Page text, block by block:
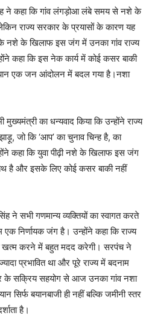
ने कहा कि गांव लंगड़ोआ लंबे समय से नशे के
राज्य सरकार के प्रयासों के कारण यह
नशे के खिलाफ इस जंग में उनका गांव राज्य
कहा कि इस नेक कार्य में कोई कसर बाकी
एक जन आंदोलन में बदल गया है।नशा
का धन्यवाद किया कि उन्होंने राज्य
जो कि ‘आप’ का चुनाव चिन्ह है, का
कहा कि युवा पीढ़ी नशे के खिलाफ इस जंग
है और इसके लिए कोई कसर बाकी नहीं
ने सभी गणमान्य व्यक्तियों का स्वागत करते
एक निर्णायक जंग है। उन्होंने कहा कि राज्य
खत्म करने में बहुत मदद करेगी। सरपंच ने
प्रभावित था और पूरे राज्य में बदनाम
के सक्रिय सहयोग से आज उनका गांव नशा
सिर्फ बयानबाजी ही नहीं बल्कि जमीनी स्तर
है।